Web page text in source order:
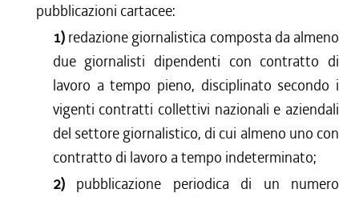
pubblicazioni cartacee:
1) redazione giornalistica composta da almeno
due giornalisti dipendenti con contratto di
lavoro a tempo pieno, disciplinato secondo i
vigenti contratti collettivi nazionali e aziendali
del settore giornalistico, di cui almeno uno con
contratto di lavoro a tempo indeterminato;
2) pubblicazione periodica di un numero